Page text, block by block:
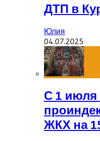
ДТП в
Юлия
04.07.2025
С 1 июля
ЖКХ на